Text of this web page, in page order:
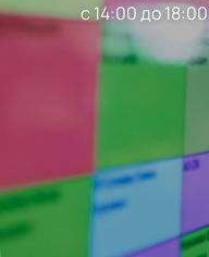
с 14:00 до 18:00